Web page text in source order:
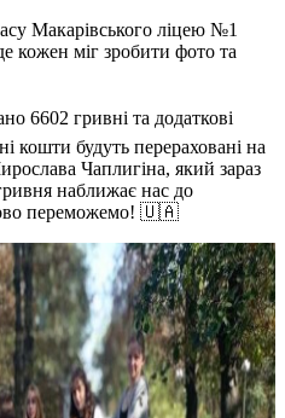
Макарівського ліцею №1
кожен міг зробити фото та
6602 гривні та додаткові
кошти будуть перераховані на
Чаплигіна, який зараз
наближає нас до
переможемо! 🇺🇦